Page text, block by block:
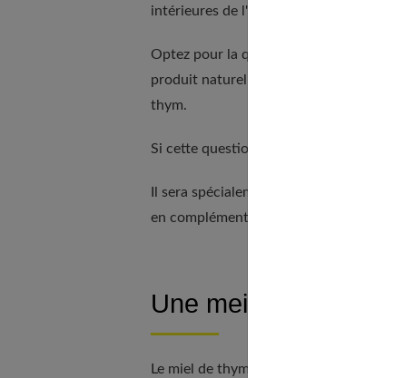
intérieures de l'épiderme et en facilite
Optez pour la qualité en choisissant
produit naturel sera appliqué sur la
thym.
Si cette question vous concerne,
Il sera spécialement efficace contre
en complément d'un autre traitement.
Une meilleure
Le miel de thym est également connu